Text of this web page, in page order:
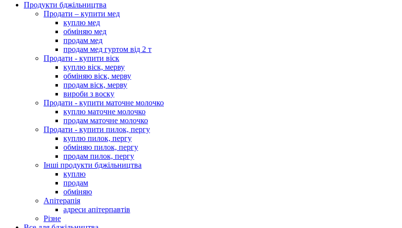
Продукти бджільництва
Продати – купити мед
куплю мед
обміняю мед
продам мед
продам мед гуртом від 2 т
Продати - купити віск
куплю віск, мерву
обміняю віск, мерву
продам віск, мерву
вироби з воску
Продати - купити маточне молочко
куплю маточне молочко
продам маточне молочко
Продати - купити пилок, пергу
куплю пилок, пергу
обміняю пилок, пергу
продам пилок, пергу
Інші продукти бджільництва
куплю
продам
обміняю
Апітерапія
адреси апітерпавтів
Різне